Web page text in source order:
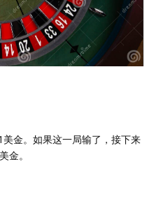
金。如果这一局输了，接下来
金。